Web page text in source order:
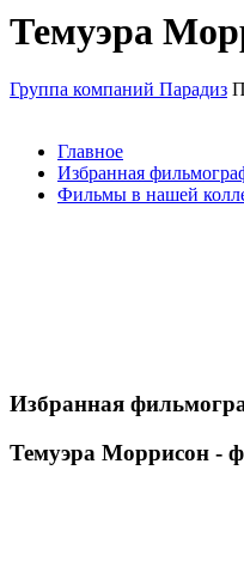
Темуэра
Группа компаний Парадиз
Главное
Избранная
Фильмы в нашей
Избранная
Темуэра Моррисон -